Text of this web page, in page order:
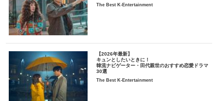
The Best K-Entertainment
【2026年最新】
キュンとしたいときに！
韓流ナビゲーター・田代親世のおすすめ恋愛ドラマ
30選
The Best K-Entertainment